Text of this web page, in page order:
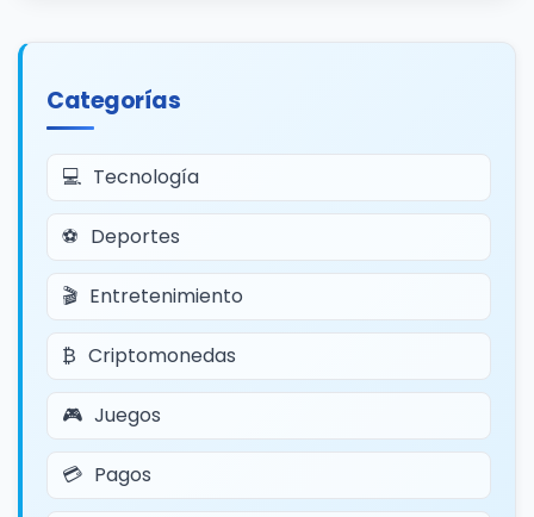
Categorías
Tecnología
Deportes
Entretenimiento
Criptomonedas
Juegos
Pagos